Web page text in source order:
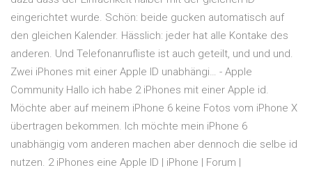
eingerichtet wurde. Schön: beide gucken automatisch auf
den gleichen Kalender. Hässlich: jeder hat alle Kontake des
anderen. Und Telefonanrufliste ist auch geteilt, und und und.
Zwei iPhones mit einer Apple ID unabhängi… - Apple
Community Hallo ich habe 2 iPhones mit einer Apple id.
Möchte aber auf meinem iPhone 6 keine Fotos vom iPhone X
übertragen bekommen. Ich möchte mein iPhone 6
unabhängig vom anderen machen aber dennoch die selbe id
nutzen. 2 iPhones eine Apple ID | iPhone | Forum |